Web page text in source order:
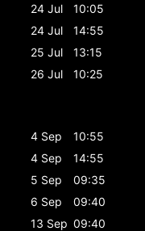
24 Jul
10:05
24 Jul
14:55
25 Jul
13:15
26 Jul
10:25
4 Sep
10:55
4 Sep
14:55
5 Sep
09:35
6 Sep
09:40
13 Sep 09:40